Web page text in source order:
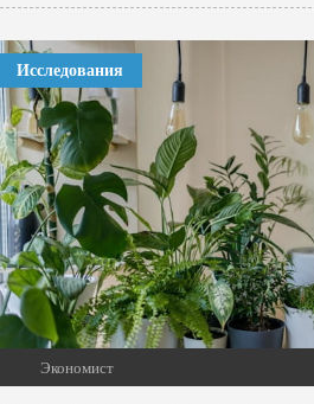
Исследования
Экономист